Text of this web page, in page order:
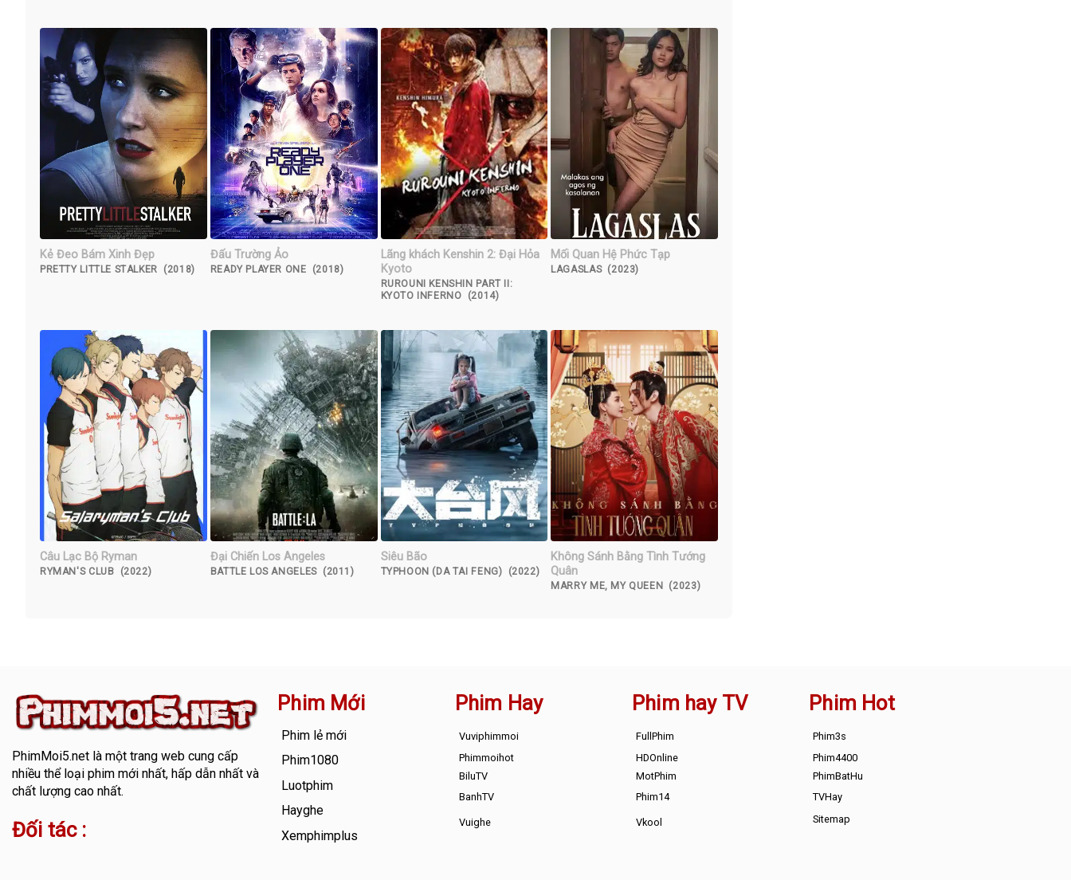
Kẻ Đeo Bám Xinh Đẹp
PRETTY LITTLE STALKER (2018)
Đấu Trường Ảo
READY PLAYER ONE (2018)
Lãng khách Kenshin 2: Đại Hỏa
Kyoto
RUROUNI KENSHIN PART II:
KYOTO INFERNO (2014)
Mối Quan Hệ Phức Tạp
LAGASLAS (2023)
Câu Lạc Bộ Ryman
RYMAN'S CLUB (2022)
Đại Chiến Los Angeles
BATTLE LOS ANGELES (2011)
Siêu Bão
TYPHOON (DA TAI FENG) (2022)
Không Sánh Bằng Tình Tướng
Quân
MARRY ME, MY QUEEN (2023)
PhimMoi5.netlà một trang web cung cấp
nhiều thể loại phim mới nhất, hấp dẫn nhất và
chất lượng cao nhất.
Đối tác :
Phim Mới
Phim lẻ mới
Phim1080
Luotphim
Hayghe
Xemphimplus
Phim Hay
Vuviphimmoi
Phimmoihot
BiluTV
BanhTV
Vuighe
Phim hay TV
FullPhim
HDOnline
MotPhim
Phim14
Vkool
Phim Hot
Phim3s
Phim4400
PhimBatHu
TVHay
Sitemap